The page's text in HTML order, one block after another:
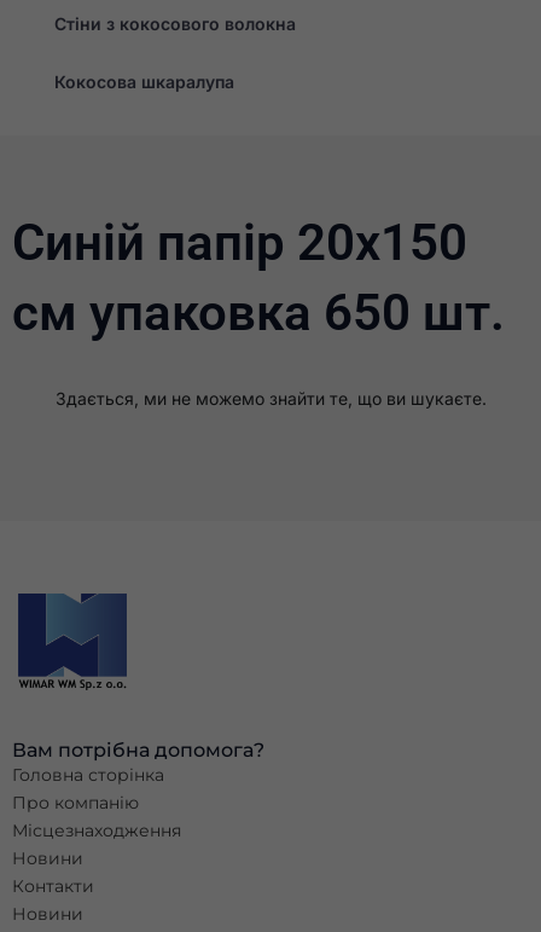
Стіни з кокосового волокна
Кокосова шкаралупа
Синій папір 20x150
см упаковка 650 шт.
Здається, ми не можемо знайти те, що ви шукаєте.
Вам потрібна допомога?
Головна сторінка
Про компанію
Місцезнаходження
Новини
Контакти
Новини
Досвід
Для того,
сайт
працював
відвідування.